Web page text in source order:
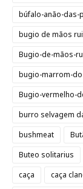
búfalo-anão-das-
bugio de mãos
Bugio-de-mãos-
bugio-marrom-
Bugio-vermelho-
burro selvagem
bushmeat
Buteo solitarius
caça
caça